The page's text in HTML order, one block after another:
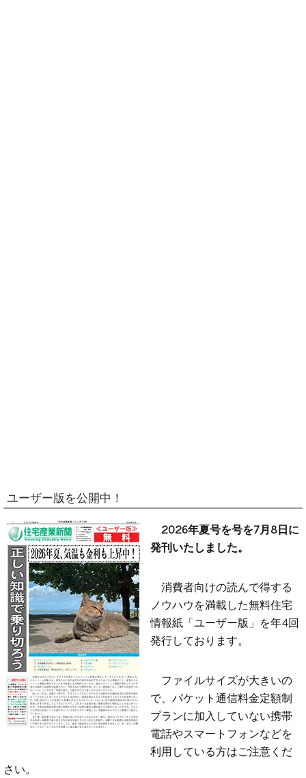
ユーザー版を公開中！
2026年夏号を号を7月8日に
発刊いたしました。
消費者向けの読んで得する
ノウハウを満載した無料住宅
情報紙「ユーザー版」を年4回
発行しております。
ファイルサイズが大きいの
で、パケット通信料金定額制
プランに加入していない携帯
電話やスマートフォンなどを
利用している方はご注意くだ
さい。